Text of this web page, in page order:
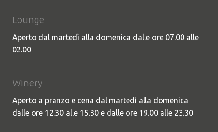
Lounge
Aperto dal martedì alla domenica dalle ore 07.00 alle
02.00
Winery
Aperto a pranzo e cena dal martedì alla domenica
dalle ore 12.30 alle 15.30 e dalle ore 19.00 alle 23.30